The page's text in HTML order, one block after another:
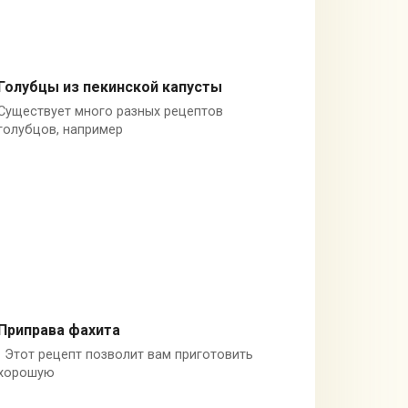
Мясные блюда
из пекинской капусты
много разных рецептов
например
Советы
фахита
Этот рецепт позволит вам приготовить